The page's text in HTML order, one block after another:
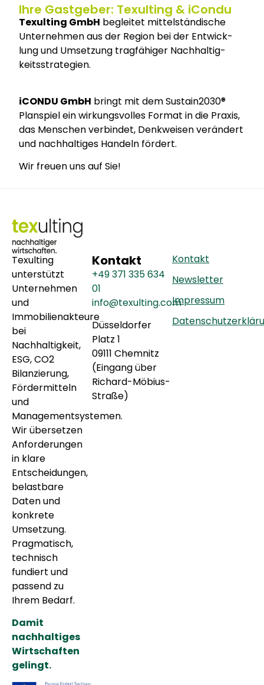
Ihre Gastgeber: Texulting & iCondu
Texul­ting GmbH beglei­tet mit­tel­stän­di­sche
Unter­neh­men aus der Regi­on bei der Ent­wick­
lung und Umset­zung trag­fä­hi­ger Nach­hal­tig­
keits­stra­te­gien.
iCON­DU GmbH bringt mit dem Sustain2030®
Plan­spiel ein wir­kungs­vol­les For­mat in die Pra­xis,
das Men­schen ver­bin­det, Denk­wei­sen ver­än­dert
und nach­hal­ti­ges Han­deln för­dert.
Wir freu­en uns auf Sie!
Texulting
unterstützt
Unternehmen
und
Immobilienakteure
bei
Nachhaltigkeit,
ESG, CO2
Bilanzierung,
Fördermitteln
und
Managementsystemen.
Wir übersetzen
Anforderungen
in klare
Entscheidungen,
belastbare
Daten und
konkrete
Umsetzung.
Pragmatisch,
technisch
fundiert und
passend zu
Ihrem Bedarf.
Damit
nachhaltiges
Wirtschaften
gelingt.
Kontakt
+49 371 335 634
01
info@texulting.com
Düsseldorfer
Platz 1
09111 Chemnitz
(Eingang über
Richard-Möbius-
Straße)
Kontakt
Newsletter
Impressum